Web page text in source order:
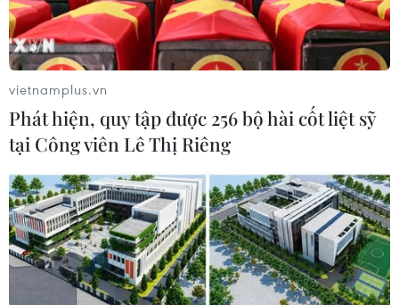
TIN CÙNG CHUYÊN MỤC
Hơn 800 vận động viên trẻ Việt Nam-
Trung Quốc giao lưu tại Bằng Tường
10/08/2026 15:54
vietnamplus.vn
Phát hiện, quy tập được 256 bộ hài cốt liệt sỹ
tại Công viên Lê Thị Riêng